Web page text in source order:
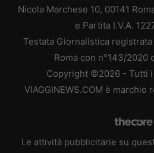
Nicola Marchese 10, 00141
e Partita I.V.A.
Testata Giornalistica
Roma con n°143/2020
Copyright ©2026 - Tutti
VIAGGINEWS.COM è marchio
Le attività pubblicitarie su